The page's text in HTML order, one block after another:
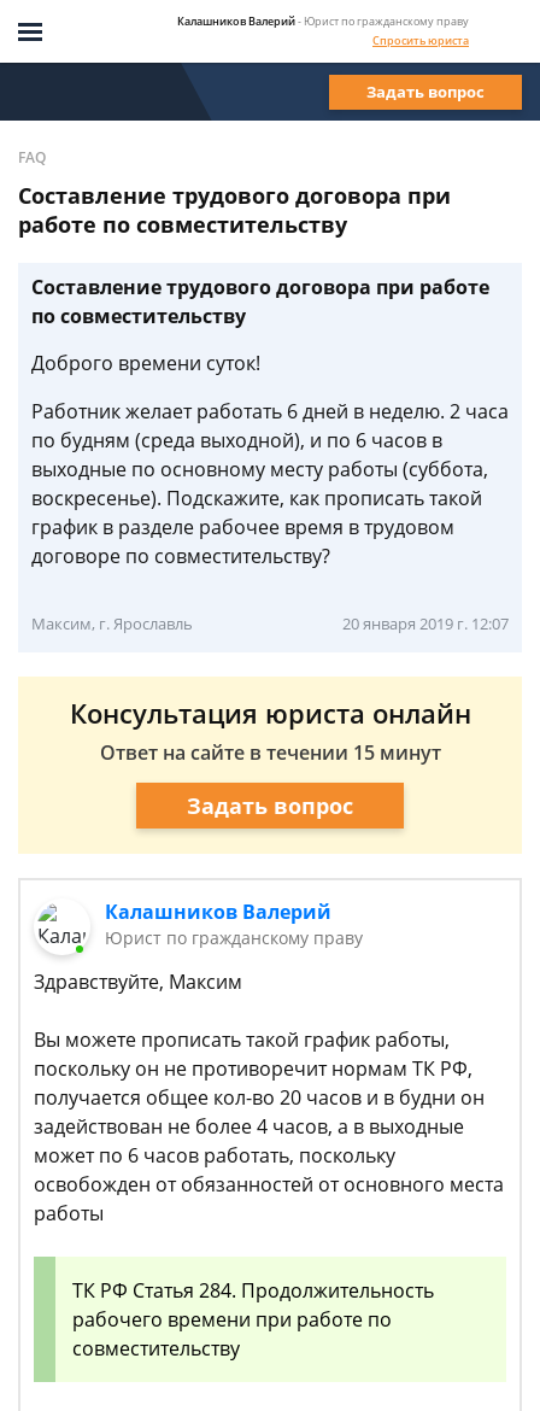
Калашников Валерий- Юрист по гражданскому праву
Спросить юриста
Задать вопрос
FAQ
Составление трудового договора при
работе по совместительству
Составление трудового договора при работе
по совместительству
Доброго времени суток!
Работник желает работать 6 дней в неделю. 2 часа
по будням (среда выходной), и по 6 часов в
выходные по основному месту работы (суббота,
воскресенье). Подскажите, как прописать такой
график в разделе рабочее время в трудовом
договоре по совместительству?
Максим, г. Ярославль 20 января 2019 г. 12:07
Консультация юриста онлайн
Ответ на сайте в течении 15 минут
Задать вопрос
Калашников Валерий
Юрист по гражданскому праву
Здравствуйте, Максим
Вы можете прописать такой график работы,
поскольку он не противоречит нормам ТК РФ,
получается общее кол-во 20 часов и в будни он
задействован не более 4 часов, а в выходные
может по 6 часов работать, поскольку
освобожден от обязанностей от основного места
работы
ТК РФ Статья 284. Продолжительность
рабочего времени при работе по
совместительству